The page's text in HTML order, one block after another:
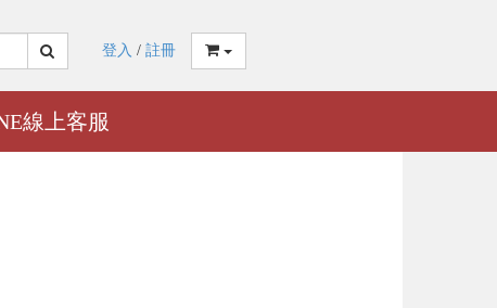
登入 / 註冊
線上客服